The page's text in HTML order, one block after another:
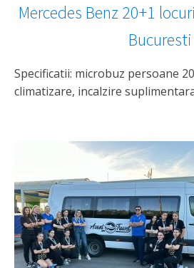
Mercedes Benz 20+1
Bucuresti
Specificatii: microbuz persoane
climatizare, incalzire